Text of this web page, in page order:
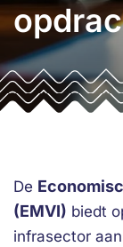
De
(EMVI) biedt
infrasector